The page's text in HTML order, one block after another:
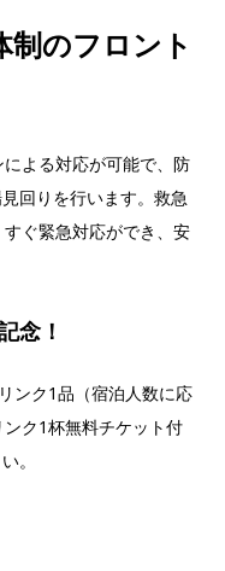
制のフロント
よる対応が可能で、防
回りを行います。救急
ぐ緊急対応ができ、安
念！
ンク1品（宿泊人数に応
ク1杯無料チケット付
。